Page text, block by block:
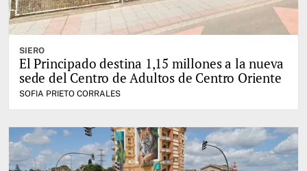
SIERO
El Principado destina 1,15 millones a la nueva
sede del Centro de Adultos de Centro Oriente
SOFIA PRIETO CORRALES